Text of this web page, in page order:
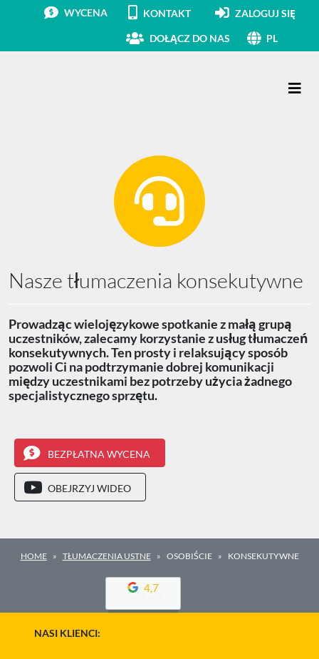
WYCENA KONTAKT ZALOGUJ SIĘ
DOŁĄCZ DO NAS PL
Nasze tłumaczenia konsekutywne
Prowadząc wielojęzykowe spotkanie z małą grupą
uczestników, zalecamy korzystanie z usług tłumaczeń
konsekutywnych. Ten prosty i relaksujący sposób
pozwoli Ci na podtrzymanie dobrej komunikacji
między uczestnikami bez potrzeby użycia żadnego
specjalistycznego sprzętu.
BEZPŁATNA WYCENA
OBEJRZYJ WIDEO
HOME TŁUMACZENIA USTNE OSOBIŚCIE KONSEKUTYWNE
4,7
NASI KLIENCI: